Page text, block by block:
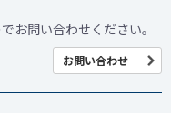
お問い合わせください。
お問い合わせ